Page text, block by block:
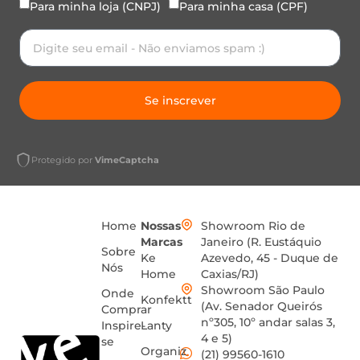
Para minha loja (CNPJ) Para minha casa (CPF)
Se inscrever
Protegido por VimeCaptcha
Home
Sobre
Nós
Onde
Comprar
Inspire-
se
Nossas
Marcas
Ke
Home
Konfektt
Lanty
Organiz
Showroom Rio de
Janeiro (R. Eustáquio
Azevedo, 45 - Duque de
Caxias/RJ)
Showroom São Paulo
(Av. Senador Queirós
nº305, 10º andar salas 3,
4 e 5)
(21) 99560-1610